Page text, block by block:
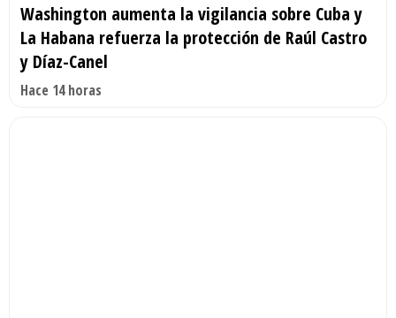
Washington aumenta la vigilancia sobre Cuba y
La Habana refuerza la protección de Raúl Castro
y Díaz-Canel
Hace 14 horas